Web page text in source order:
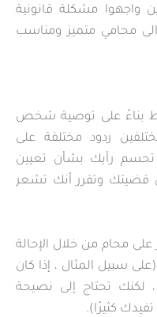
واجهوا مشكلة قانونية
محامي متميز ومناسب
بناءً على توصية شخص
ردود مختلفة على
رأيك بشأن تعيين
قضيتك وتقرر أنك تشعر
محام من خلال الإحالة
سبيل المثال ، إذا كان
لكنك تحتاج إلى نصيحة
كثيرًا).